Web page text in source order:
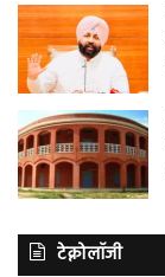
टेक्नोलॉजी